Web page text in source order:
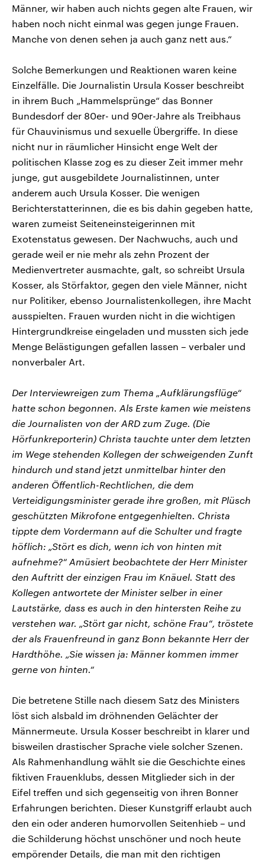
Männer, wir haben auch nichts gegen alte Frauen, wir
haben noch nicht einmal was gegen junge Frauen.
Manche von denen sehen ja auch ganz nett aus.“
Solche Bemerkungen und Reaktionen waren keine
Einzelfälle. Die Journalistin Ursula Kosser beschreibt
in ihrem Buch „Hammelsprünge“ das Bonner
Bundesdorf der 80er- und 90er-Jahre als Treibhaus
für Chauvinismus und sexuelle Übergriffe. In diese
nicht nur in räumlicher Hinsicht enge Welt der
politischen Klasse zog es zu dieser Zeit immer mehr
junge, gut ausgebildete Journalistinnen, unter
anderem auch Ursula Kosser. Die wenigen
Berichterstatterinnen, die es bis dahin gegeben hatte,
waren zumeist Seiteneinsteigerinnen mit
Exotenstatus gewesen. Der Nachwuchs, auch und
gerade weil er nie mehr als zehn Prozent der
Medienvertreter ausmachte, galt, so schreibt Ursula
Kosser, als Störfaktor, gegen den viele Männer, nicht
nur Politiker, ebenso Journalistenkollegen, ihre Macht
ausspielten. Frauen wurden nicht in die wichtigen
Hintergrundkreise eingeladen und mussten sich jede
Menge Belästigungen gefallen lassen – verbaler und
nonverbaler Art.
Der Interviewreigen zum Thema „Aufklärungsflüge“
hatte schon begonnen. Als Erste kamen wie meistens
die Journalisten von der ARD zum Zuge. (Die
Hörfunkreporterin) Christa tauchte unter dem letzten
im Wege stehenden Kollegen der schweigenden Zunft
hindurch und stand jetzt unmittelbar hinter den
anderen Öffentlich-Rechtlichen, die dem
Verteidigungsminister gerade ihre großen, mit Plüsch
geschützten Mikrofone entgegenhielten. Christa
tippte dem Vordermann auf die Schulter und fragte
höflich: „Stört es dich, wenn ich von hinten mit
aufnehme?“ Amüsiert beobachtete der Herr Minister
den Auftritt der einzigen Frau im Knäuel. Statt des
Kollegen antwortete der Minister selber in einer
Lautstärke, dass es auch in den hintersten Reihe zu
verstehen war. „Stört gar nicht, schöne Frau“, tröstete
der als Frauenfreund in ganz Bonn bekannte Herr der
Hardthöhe. „Sie wissen ja: Männer kommen immer
gerne von hinten.“
Die betretene Stille nach diesem Satz des Ministers
löst sich alsbald im dröhnenden Gelächter der
Männermeute. Ursula Kosser beschreibt in klarer und
bisweilen drastischer Sprache viele solcher Szenen.
Als Rahmenhandlung wählt sie die Geschichte eines
fiktiven Frauenklubs, dessen Mitglieder sich in der
Eifel treffen und sich gegenseitig von ihren Bonner
Erfahrungen berichten. Dieser Kunstgriff erlaubt auch
den ein oder anderen humorvollen Seitenhieb – und
die Schilderung höchst unschöner und noch heute
empörender Details, die man mit den richtigen